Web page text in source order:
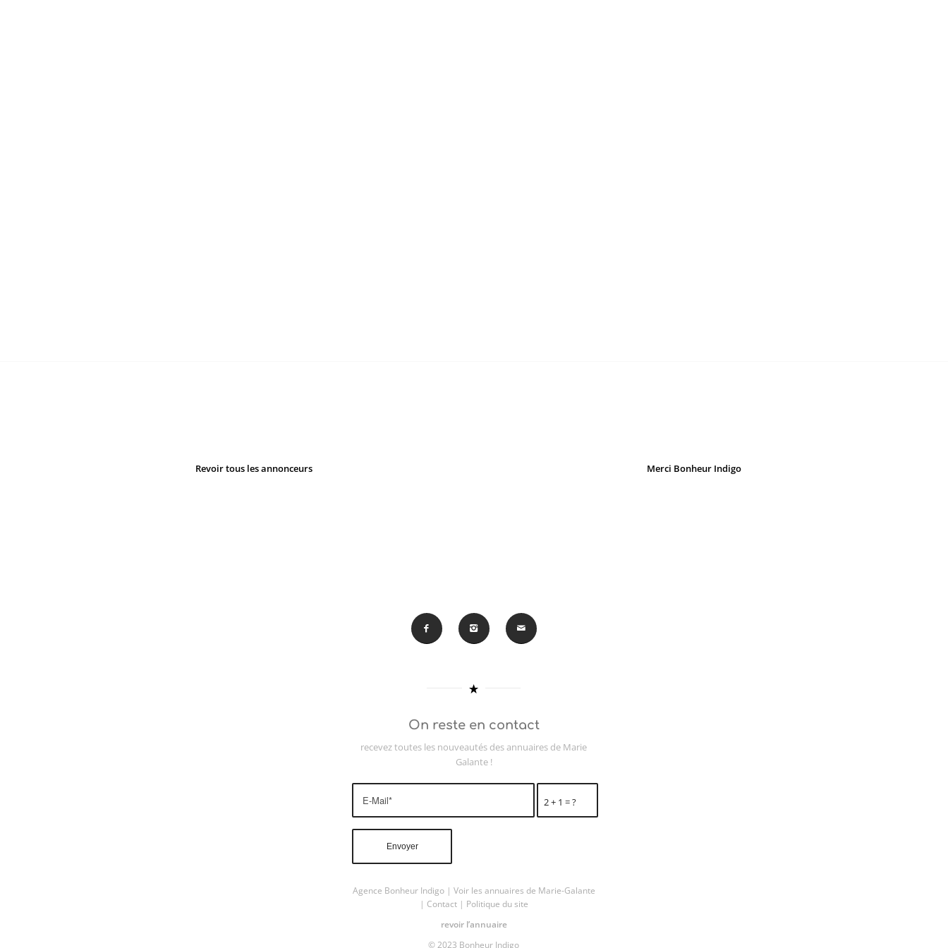
Revoir tous les annonceurs Merci Bonheur Indigo
On reste en contact
recevez toutes les nouveautés des annuaires de Marie
Galante !
2 + 1 = ?
Agence Bonheur Indigo| Voir les annuaires de Marie-Galante
| Contact| Politique du site
revoir l’annuaire
© 2023 Bonheur Indigo